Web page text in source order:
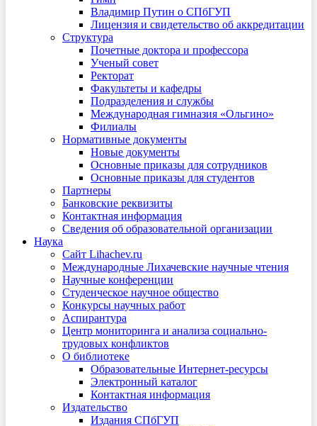
Владимир Путин о СПбГУП
Лицензия и свидетельство об аккредитации
Структура
Почетные доктора и профессора
Ученый совет
Ректорат
Факультеты и кафедры
Подразделения и службы
Международная гимназия «Ольгино»
Филиалы
Нормативные документы
Новые документы
Основные приказы для сотрудников
Основные приказы для студентов
Партнеры
Банковские реквизиты
Контактная информация
Сведения об образовательной организации
Наука
Сайт Lihachev.ru
Международные Лихачевские научные чтения
Научные конференции
Студенческое научное общество
Конкурсы научных работ
Аспирантура
Центр мониторинга и анализа социально-
трудовых конфликтов
О библиотеке
Образовательные Интернет-ресурсы
Электронный каталог
Контактная информация
Издательство
Издания СПбГУП